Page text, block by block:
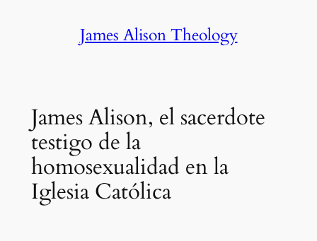
James Alison Theology
James Alison, el sacerdote
testigo de la
homosexualidad en la
Iglesia Católica